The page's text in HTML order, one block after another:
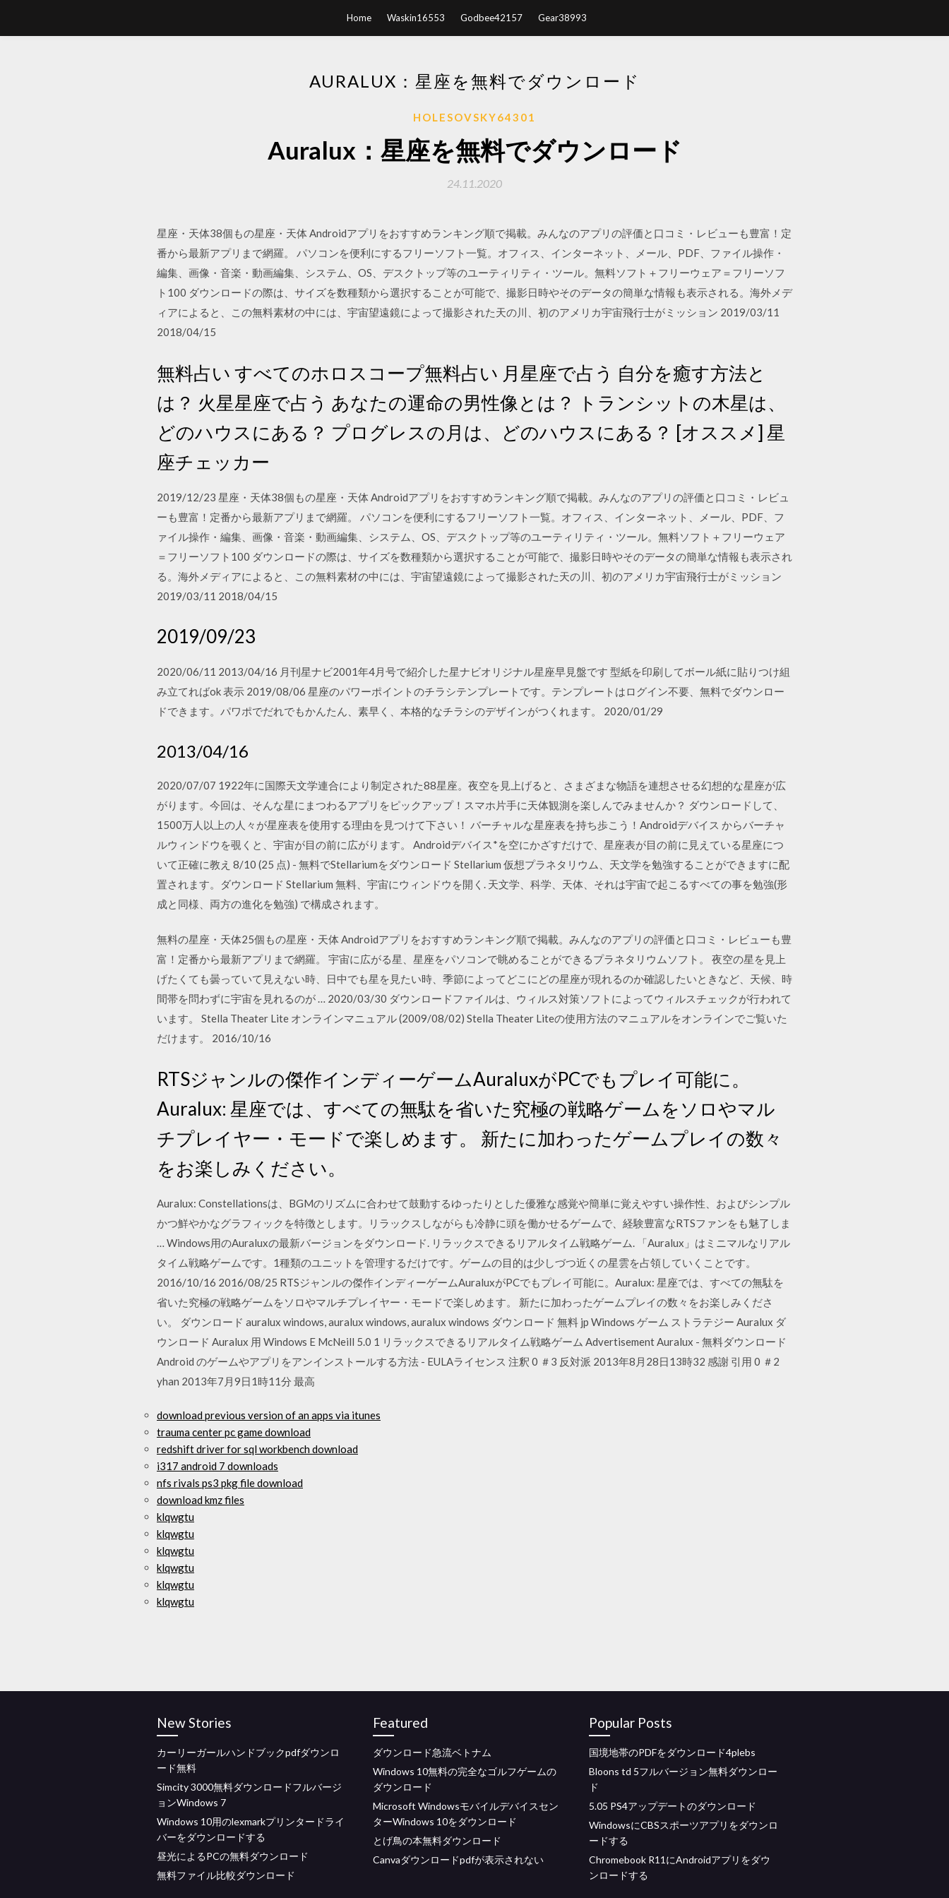
Home Waskin16553 Godbee42157 Gear38993
AURALUX：星座を無料でダウンロード
HOLESOVSKY64301
Auralux：星座を無料でダウンロード
24.11.2020
星座・天体38個もの星座・天体 Androidアプリをおすすめランキング順で掲載。みんなのアプリの評価と口コミ・レビューも豊富！定
番から最新アプリまで網羅。 パソコンを便利にするフリーソフト一覧。オフィス、インターネット、メール、PDF、ファイル操作・
編集、画像・音楽・動画編集、システム、OS、デスクトップ等のユーティリティ・ツール。無料ソフト＋フリーウェア＝フリーソフ
ト100 ダウンロードの際は、サイズを数種類から選択することが可能で、撮影日時やそのデータの簡単な情報も表示される。海外メデ
ィアによると、この無料素材の中には、宇宙望遠鏡によって撮影された天の川、初のアメリカ宇宙飛行士がミッション 2019/03/11
2018/04/15
無料占い すべてのホロスコープ無料占い 月星座で占う 自分を癒す方法と
は？ 火星星座で占う あなたの運命の男性像とは？ トランシットの木星は、
どのハウスにある？ プログレスの月は、どのハウスにある？ [オススメ] 星
座チェッカー
2019/12/23 星座・天体38個もの星座・天体 Androidアプリをおすすめランキング順で掲載。みんなのアプリの評価と口コミ・レビュ
ーも豊富！定番から最新アプリまで網羅。 パソコンを便利にするフリーソフト一覧。オフィス、インターネット、メール、PDF、フ
ァイル操作・編集、画像・音楽・動画編集、システム、OS、デスクトップ等のユーティリティ・ツール。無料ソフト＋フリーウェア
＝フリーソフト100 ダウンロードの際は、サイズを数種類から選択することが可能で、撮影日時やそのデータの簡単な情報も表示され
る。海外メディアによると、この無料素材の中には、宇宙望遠鏡によって撮影された天の川、初のアメリカ宇宙飛行士がミッション
2019/03/11 2018/04/15
2019/09/23
2020/06/11 2013/04/16 月刊星ナビ2001年4月号で紹介した星ナビオリジナル星座早見盤です 型紙を印刷してボール紙に貼りつけ組
み立てればok 表示 2019/08/06 星座のパワーポイントのチラシテンプレートです。テンプレートはログイン不要、無料でダウンロー
ドできます。パワポでだれでもかんたん、素早く、本格的なチラシのデザインがつくれます。 2020/01/29
2013/04/16
2020/07/07 1922年に国際天文学連合により制定された88星座。夜空を見上げると、さまざまな物語を連想させる幻想的な星座が広
がります。今回は、そんな星にまつわるアプリをピックアップ！スマホ片手に天体観測を楽しんでみませんか？ ダウンロードして、
1500万人以上の人々が星座表を使用する理由を見つけて下さい！ バーチャルな星座表を持ち歩こう！Androidデバイス からバーチャ
ルウィンドウを覗くと、宇宙が目の前に広がります。 Androidデバイス*を空にかざすだけで、星座表が目の前に見えている星座につ
いて正確に教え 8/10 (25 点) - 無料でStellariumをダウンロード Stellarium 仮想プラネタリウム、天文学を勉強することができますに配
置されます。ダウンロード Stellarium 無料、宇宙にウィンドウを開く. 天文学、科学、天体、それは宇宙で起こるすべての事を勉強(形
成と同様、両方の進化を勉強) で構成されます。
無料の星座・天体25個もの星座・天体 Androidアプリをおすすめランキング順で掲載。みんなのアプリの評価と口コミ・レビューも豊
富！定番から最新アプリまで網羅。 宇宙に広がる星、星座をパソコンで眺めることができるプラネタリウムソフト。 夜空の星を見上
げたくても曇っていて見えない時、日中でも星を見たい時、季節によってどこにどの星座が現れるのか確認したいときなど、天候、時
間帯を問わずに宇宙を見れるのが … 2020/03/30 ダウンロードファイルは、ウィルス対策ソフトによってウィルスチェックが行われて
います。 Stella Theater Lite オンラインマニュアル (2009/08/02) Stella Theater Liteの使用方法のマニュアルをオンラインでご覧いた
だけます。 2016/10/16
RTSジャンルの傑作インディーゲームAuraluxがPCでもプレイ可能に。
Auralux: 星座では、すべての無駄を省いた究極の戦略ゲームをソロやマル
チプレイヤー・モードで楽しめます。 新たに加わったゲームプレイの数々
をお楽しみください。
Auralux: Constellationsは、BGMのリズムに合わせて鼓動するゆったりとした優雅な感覚や簡単に覚えやすい操作性、およびシンプル
かつ鮮やかなグラフィックを特徴とします。リラックスしながらも冷静に頭を働かせるゲームで、経験豊富なRTSファンをも魅了しま
… Windows用のAuraluxの最新バージョンをダウンロード. リラックスできるリアルタイム戦略ゲーム. 「Auralux」はミニマルなリアル
タイム戦略ゲームです。1種類のユニットを管理するだけです。ゲームの目的は少しづつ近くの星雲を占領していくことです。
2016/10/16 2016/08/25 RTSジャンルの傑作インディーゲームAuraluxがPCでもプレイ可能に。Auralux: 星座では、すべての無駄を
省いた究極の戦略ゲームをソロやマルチプレイヤー・モードで楽しめます。 新たに加わったゲームプレイの数々をお楽しみくださ
い。 ダウンロード auralux windows, auralux windows, auralux windows ダウンロード 無料 jp Windows ゲーム ストラテジー Auralux ダ
ウンロード Auralux 用 Windows E McNeill 5.0 1 リラックスできるリアルタイム戦略ゲーム Advertisement Auralux - 無料ダウンロード
Android のゲームやアプリをアンインストールする方法 - EULAライセンス 注釈 0 ＃3 反対派 2013年8月28日13時32 感謝 引用 0 ＃2
yhan 2013年7月9日1時11分 最高
download previous version of an apps via itunes
trauma center pc game download
redshift driver for sql workbench download
i317 android 7 downloads
nfs rivals ps3 pkg file download
download kmz files
klqwgtu
klqwgtu
klqwgtu
klqwgtu
klqwgtu
klqwgtu
New Stories
カーリーガールハンドブックpdfダウンロ
ード無料
Simcity 3000無料ダウンロードフルバージ
ョンWindows 7
Windows 10用のlexmarkプリンタードライ
バーをダウンロードする
昼光によるPCの無料ダウンロード
無料ファイル比較ダウンロード
Featured
ダウンロード急流ベトナム
Windows 10無料の完全なゴルフゲームの
ダウンロード
Microsoft Windowsモバイルデバイスセン
ターWindows 10をダウンロード
とげ鳥の本無料ダウンロード
Canvaダウンロードpdfが表示されない
Popular Posts
国境地帯のPDFをダウンロード4plebs
Bloons td 5フルバージョン無料ダウンロー
ド
5.05 PS4アップデートのダウンロード
WindowsにCBSスポーツアプリをダウンロ
ードする
Chromebook R11にAndroidアプリをダウ
ンロードする